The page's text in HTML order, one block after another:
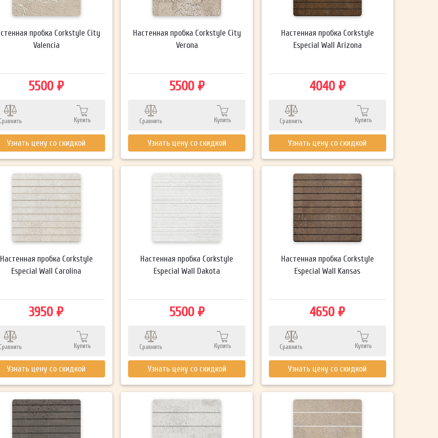
пробка Corkstyle City
Valencia
5500 ₽
Купить
Узнать цену со скидкой
Настенная пробка Corkstyle City
Verona
5500 ₽
Сравнить Купить
Узнать цену со скидкой
Настенная пробка Corkstyle
Especial Wall Arizona
4040 ₽
Сравнить Купить
Узнать цену со скидкой
Настенная пробка Corkstyle
Especial Wall Carolina
3950 ₽
Купить
Узнать цену со скидкой
Настенная пробка Corkstyle
Especial Wall Dakota
5500 ₽
Сравнить Купить
Узнать цену со скидкой
Настенная пробка Corkstyle
Especial Wall Kansas
4650 ₽
Сравнить Купить
Узнать цену со скидкой